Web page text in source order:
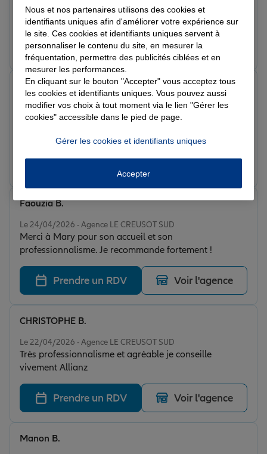
vraiment très contente et satisfaite de l’agence Allianz
Kévin Gourdin au Creusot. Toute l’équipe est adorable,
accueillante, à l’écoute et toujours prête à prendre le
temps de bien expliquer les choses. On sent qu’ils se
soucient réellement de leurs clients et qu’ils cherchent
avant tout à trouver les meilleures solutions pour
nous. C’est une agence humaine, professionnelle et
bienveillante. On est toujours reçu avec gentillesse et
compréhension, et cela fait toute la différence. Un
disponibilité et votre bonne humeur au quotidien une
agence qui mérite sincèrement d’être connue et
reconnue pour la qualité de son accompagnement !
Prendre un RDV Voir l'agence
Note de 5 sur 5
Le 29/04/2026 - Agence LE CREUSOT SUD
Très bien reçu ce matin chez Allianz Le Creusot,
devenir client après ma visite.
Claudio C.
Prendre un RDV Voir l'agence
Le 24/04/2026 - Agence LE CREUSOT SUD
Merci à Mary pour son accueil et son
professionnalisme. Je recommande fortement !
Faouzia B.
Prendre un RDV Voir l'agence
Le 22/04/2026 - Agence LE CREUSOT SUD
Très professionnalisme et agréable je conseille
vivement Allianz
CHRISTOPHE B.
Prendre un RDV Voir l'agence
Manon B.
Nous et nos partenaires utilisons des cookies et
identifiants uniques afin d'améliorer votre expérience sur
le site. Ces cookies et identifiants uniques servent à
personnaliser le contenu du site, en mesurer la
fréquentation, permettre des publicités ciblées et en
mesurer les performances.
En cliquant sur le bouton "Accepter" vous acceptez tous
les cookies et identifiants uniques. Vous pouvez aussi
modifier vos choix à tout moment via le lien "Gérer les
cookies" accessible dans le pied de page.
Gérer les cookies et identifiants uniques
Accepter